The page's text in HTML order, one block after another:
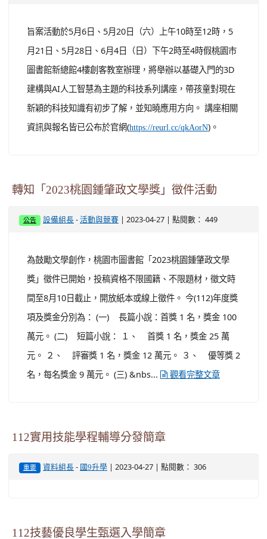
旨案活動於5月6日、5月20日（六）上午10時至12時，5
月21日、5月28日、6月4日（日）下午2時至4時假桃園市
圖書館新總館4樓創客教室辦理，將舉辦以基礎入門的3D
建構與AI人工智慧為主題的科技系列講座，帶孩童對現在
新穎的科技知識有初步了解，並知曉應用方向。 講座相關
資訊與報名皆已公布於官網(https://reurl.cc/qkAorN)。
轉知「2023桃園鍾肇政文學獎」徵件活動
公告 設備組長 -活動與競賽 | 2023-04-27 | 點閱數： 449
為鼓勵文學創作，桃園市圖書館「2023桃園鍾肇政文學
獎」徵件已開始，投稿資格不限國籍、不限題材，徵文時
間至8月10日截止，開放紙本或線上徵件。 今(112)年度獎
項及獎金分別為： (一) 長篇小說：首獎 1 名，獎金 100
萬元。 (二) 短篇小說： １、 首獎 1 名，獎金 25 萬
元。 ２、 評審獎 1 名，獎金 12 萬元。 ３、 優等獎 2
名，每名獎金 9 萬元。 (三) &nbs...
觀看完整文章
112實用技能學程輔導分發簡章
重要 資料組長 - 國9升學 | 2023-04-27 | 點閱數： 306
112技藝優良學生甄選入學簡章